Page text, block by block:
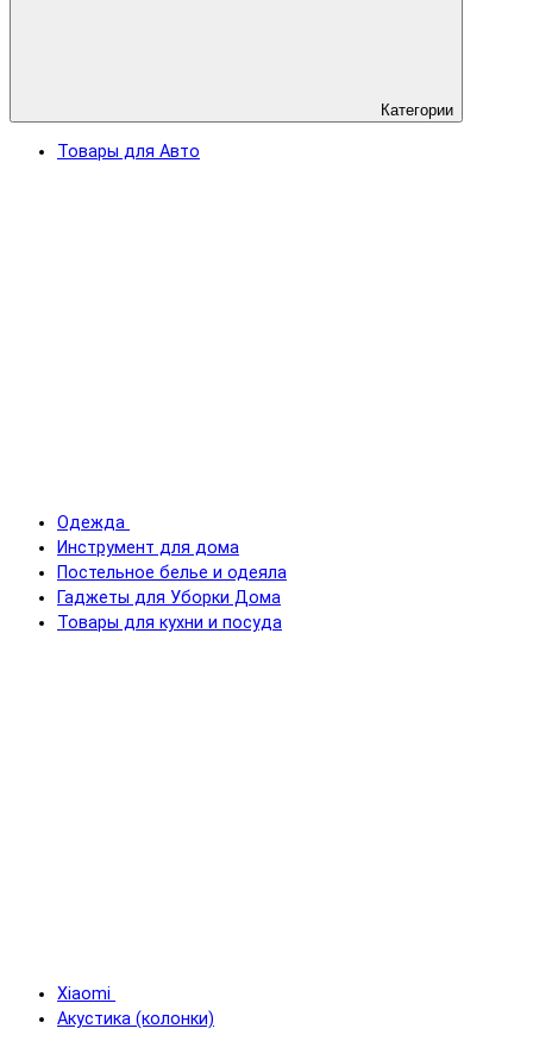
Категории
Товары для Авто
Одежда
Инструмент для дома
Постельное белье и одеяла
Гаджеты для Уборки Дома
Товары для кухни и посуда
Xiaomi
Акустика (колонки)